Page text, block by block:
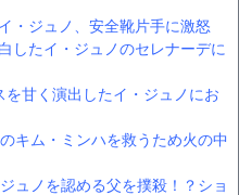
・ジュノ、安全靴片手に激怒
したイ・ジュノのセレナーデに
を甘く演出したイ・ジュノにお
キム・ミンハを救うため火の中
ュノを認める父を撲殺！？ショ